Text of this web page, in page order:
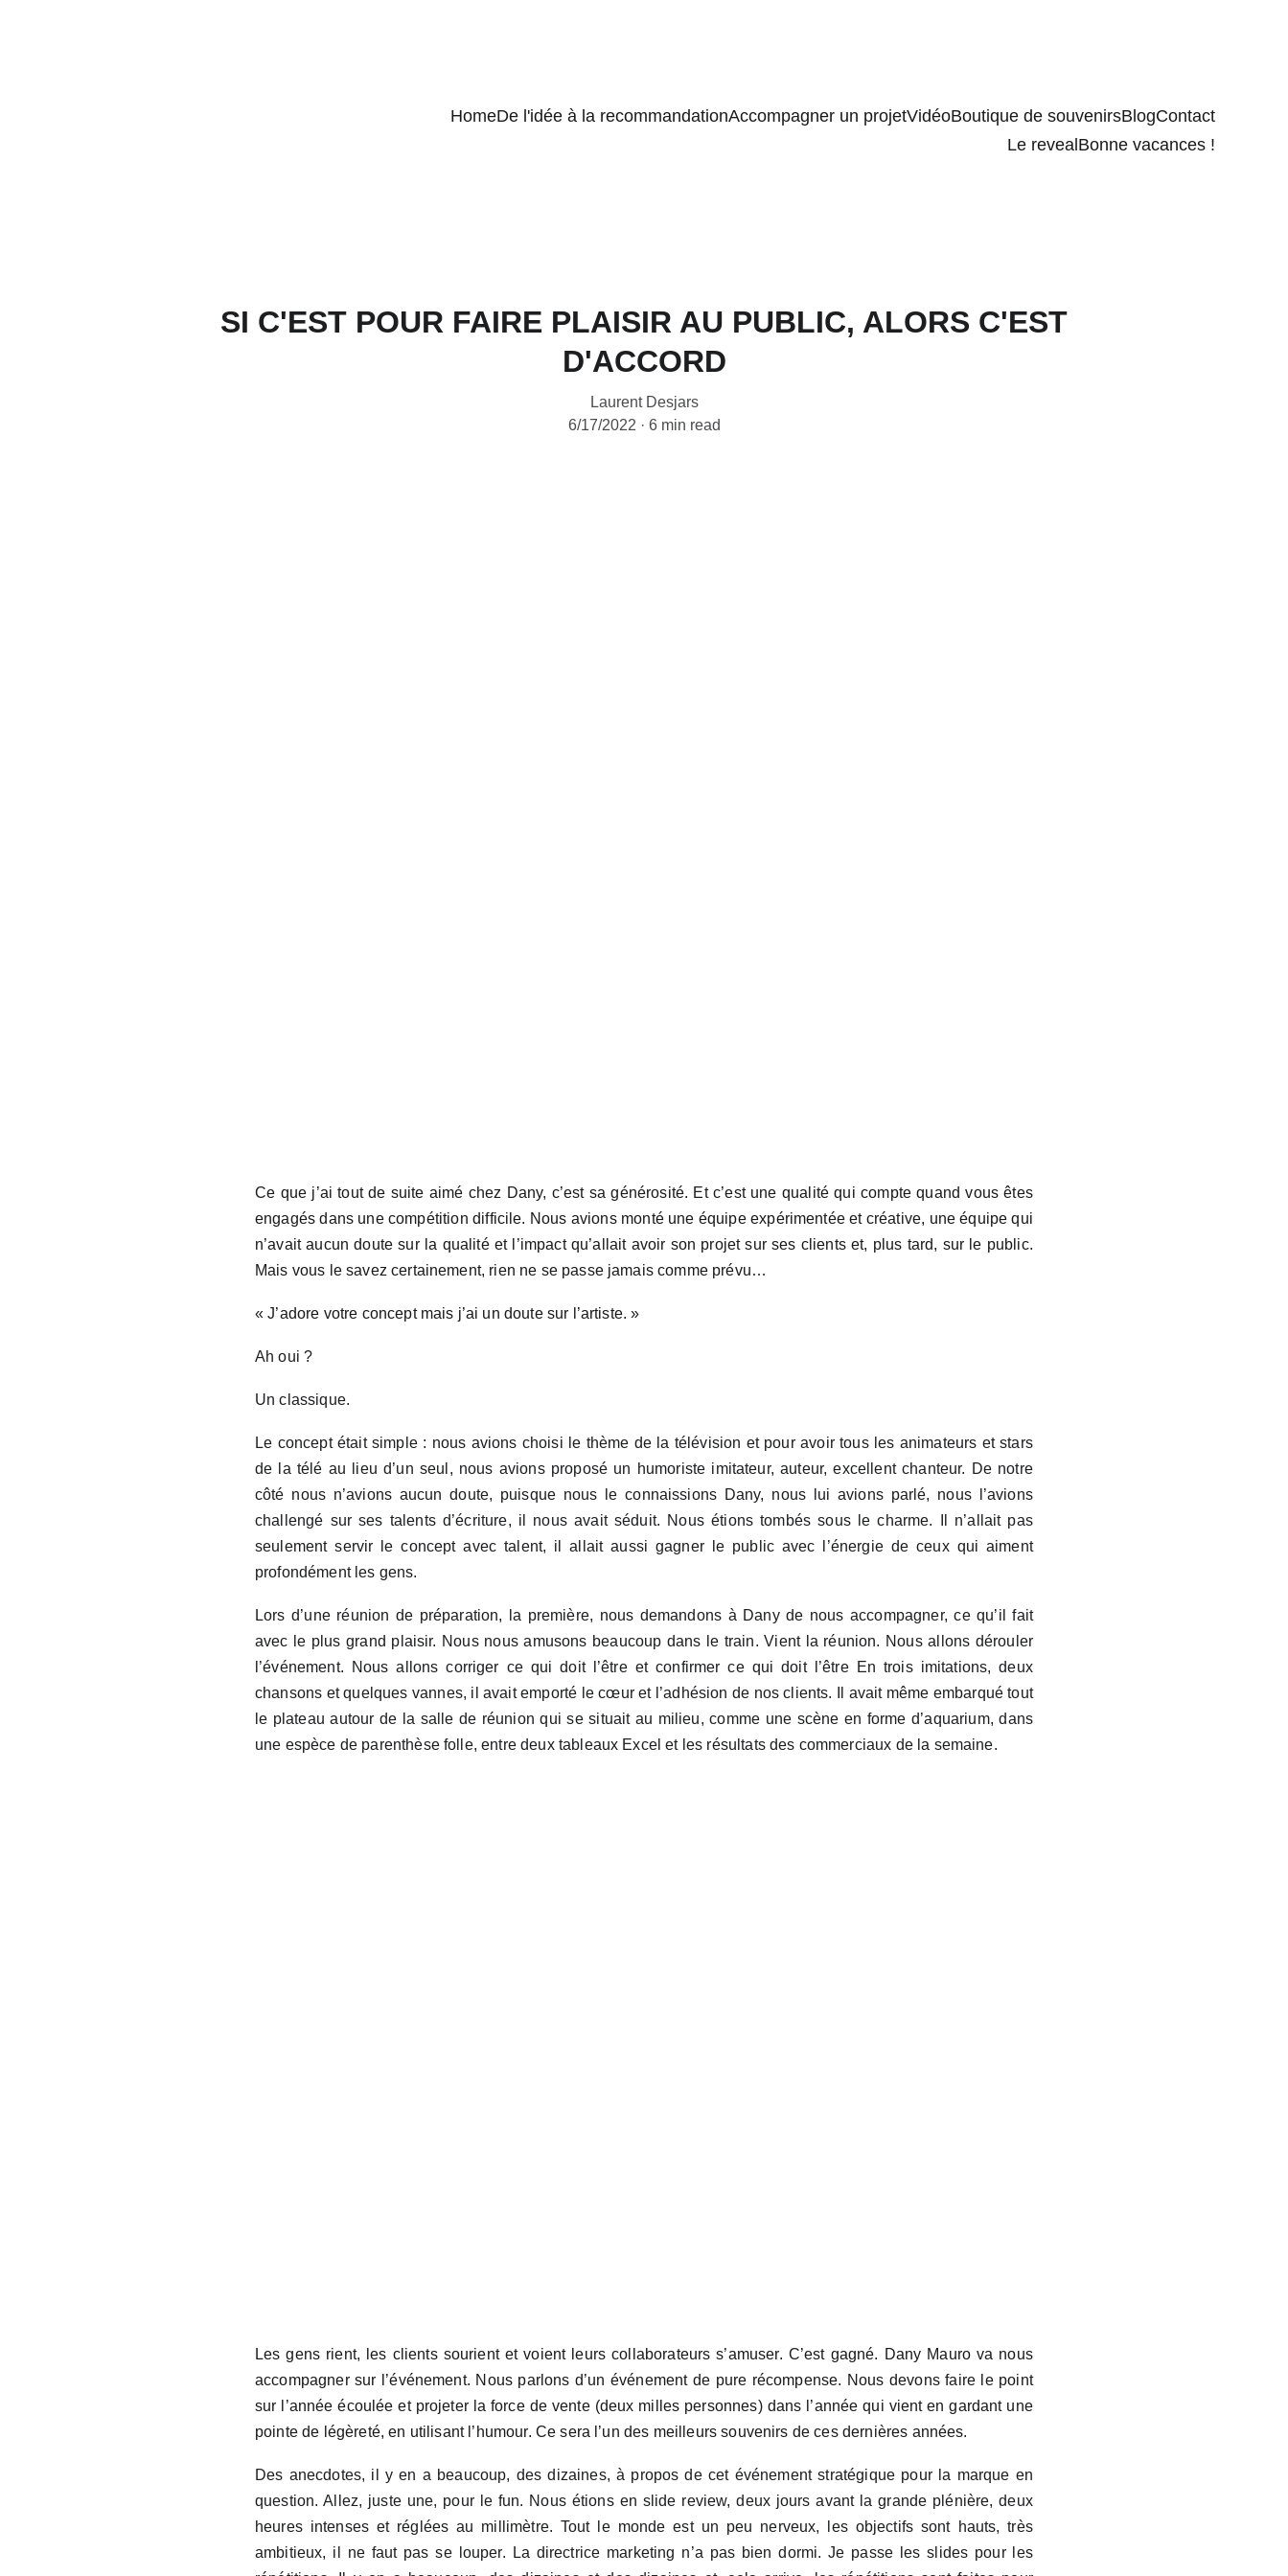
HomeDe l'idée à la recommandationAccompagner un projetVidéoBoutique de souvenirsBlogContact
Le revealBonne vacances !
SI C'EST POUR FAIRE PLAISIR AU PUBLIC, ALORS C'EST
D'ACCORD
Laurent Desjars
6/17/2022
6 min read
Ce que j’ai tout de suite aimé chez Dany, c’est sa générosité. Et c’est une qualité qui compte quand vous êtes
engagés dans une compétition difficile. Nous avions monté une équipe expérimentée et créative, une équipe qui
n’avait aucun doute sur la qualité et l’impact qu’allait avoir son projet sur ses clients et, plus tard, sur le public.
Mais vous le savez certainement, rien ne se passe jamais comme prévu…
« J’adore votre concept mais j’ai un doute sur l’artiste. »
Ah oui ?
Un classique.
Le concept était simple : nous avions choisi le thème de la télévision et pour avoir tous les animateurs et stars
de la télé au lieu d’un seul, nous avions proposé un humoriste imitateur, auteur, excellent chanteur. De notre
côté nous n’avions aucun doute, puisque nous le connaissions Dany, nous lui avions parlé, nous l’avions
challengé sur ses talents d’écriture, il nous avait séduit. Nous étions tombés sous le charme. Il n’allait pas
seulement servir le concept avec talent, il allait aussi gagner le public avec l’énergie de ceux qui aiment
profondément les gens.
Lors d’une réunion de préparation, la première, nous demandons à Dany de nous accompagner, ce qu’il fait
avec le plus grand plaisir. Nous nous amusons beaucoup dans le train. Vient la réunion. Nous allons dérouler
l’événement. Nous allons corriger ce qui doit l’être et confirmer ce qui doit l’être En trois imitations, deux
chansons et quelques vannes, il avait emporté le cœur et l’adhésion de nos clients. Il avait même embarqué tout
le plateau autour de la salle de réunion qui se situait au milieu, comme une scène en forme d’aquarium, dans
une espèce de parenthèse folle, entre deux tableaux Excel et les résultats des commerciaux de la semaine.
Les gens rient, les clients sourient et voient leurs collaborateurs s’amuser. C’est gagné. Dany Mauro va nous
accompagner sur l’événement. Nous parlons d’un événement de pure récompense. Nous devons faire le point
sur l’année écoulée et projeter la force de vente (deux milles personnes) dans l’année qui vient en gardant une
pointe de légèreté, en utilisant l’humour. Ce sera l’un des meilleurs souvenirs de ces dernières années.
Des anecdotes, il y en a beaucoup, des dizaines, à propos de cet événement stratégique pour la marque en
question. Allez, juste une, pour le fun. Nous étions en slide review, deux jours avant la grande plénière, deux
heures intenses et réglées au millimètre. Tout le monde est un peu nerveux, les objectifs sont hauts, très
ambitieux, il ne faut pas se louper. La directrice marketing n’a pas bien dormi. Je passe les slides pour les